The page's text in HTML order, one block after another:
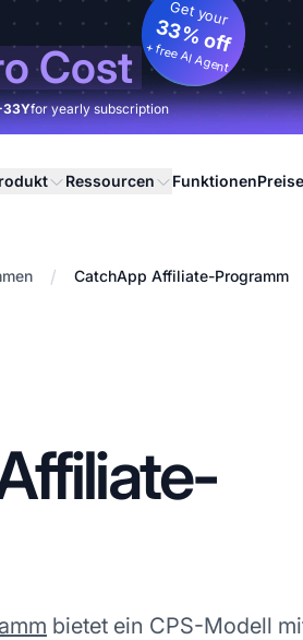
Cost
Get your
33% off
+ free AI Agent
33Yfor yearly subscription
Ressourcen FunktionenPreise
/ CatchApp Affiliate-Programm
bietet ein CPS-Modell